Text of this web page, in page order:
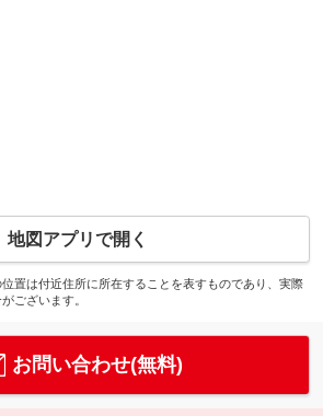
地図アプリで開く
置は付近住所に所在することを表すものであり、実際
ございます。
お問い合わせ(無料)